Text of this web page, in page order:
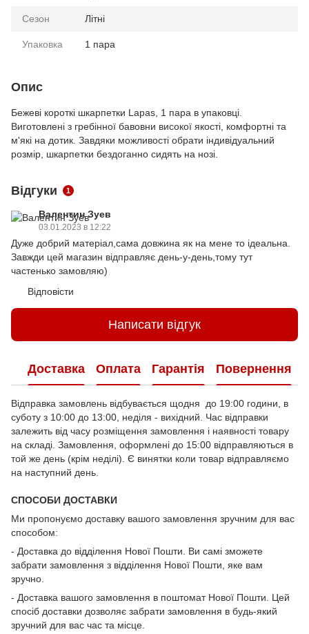
Сезон Літні
Упаковка 1 пара
Опис
Бежеві короткі шкарпетки Lapas, 1 пара в упаковці.
Виготовлені з гребінної бавовни високої якості, комфортні та
м'які на дотик. Завдяки можливості обрати індивідуальний
розмір, шкарпетки бездоганно сидять на нозі.
Відгуки 1
Валентин Зуев
03.01.2023 в 12:22
Дуже добрий матеріал,сама довжина як на мене то ідеальна.
Завжди цей магазин відправляє день-у-день,тому тут
частенько замовляю)
Відповісти
Написати відгук
Доставка Оплата Гарантія Повернення
Відправка замовлень відбувається щодня до 19:00 години, в
суботу з 10:00 до 13:00, неділя - вихідний. Час відправки
залежить від часу розміщення замовлення і наявності товару
на складі. Замовлення, оформлені до 15:00 відправляються в
той же день (крім неділі). Є винятки коли товар відправляємо
на наступний день.
СПОСОБИ ДОСТАВКИ
Ми пропонуємо доставку вашого замовлення зручним для вас
способом:
- Доставка до відділення Нової Пошти. Ви самі зможете
забрати замовлення з відділення Нової Пошти, яке вам
зручно.
- Доставка вашого замовлення в поштомат Нової Пошти. Цей
спосіб доставки дозволяє забрати замовлення в будь-який
зручний для вас час та місце.